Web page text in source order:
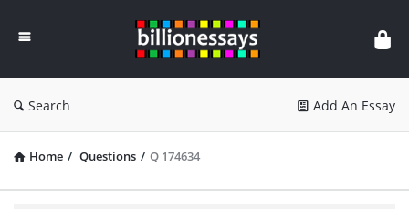
Essays
Search Add An Essay
Home / Questions / Q 174634